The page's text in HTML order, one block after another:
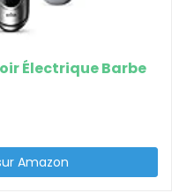
Électrique Barbe
Amazon